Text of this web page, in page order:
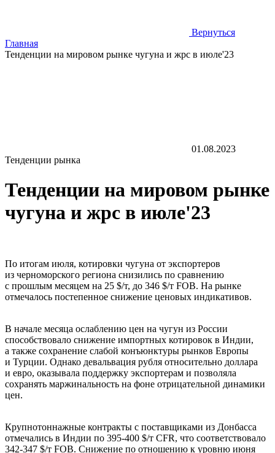
Вернуться
Главная
Тенденции на мировом рынке чугуна и жрс в июле'23
01.08.2023
Тенденции рынка
Тенденции на мировом рынке
чугуна и жрс в июле'23
По итогам июля, котировки чугуна от экспортеров
из черноморского региона снизились по сравнению
с прошлым месяцем на 25 $/т, до 346 $/т FOB. На рынке
отмечалось постепенное снижение ценовых индикативов.
В начале месяца ослаблению цен на чугун из России
способствовало снижение импортных котировок в Индии,
а также сохранение слабой конъюнктуры рынков Европы
и Турции. Однако девальвация рубля относительно доллара
и евро, оказывала поддержку экспортерам и позволяла
сохранять маржинальность на фоне отрицательной динамики
цен.
Крупнотоннажные контракты с поставщиками из Донбасса
отмечались в Индии по 395-400 $/т CFR, что соответствовало
342-347 $/т FOB. Снижение по отношению к уровню июня